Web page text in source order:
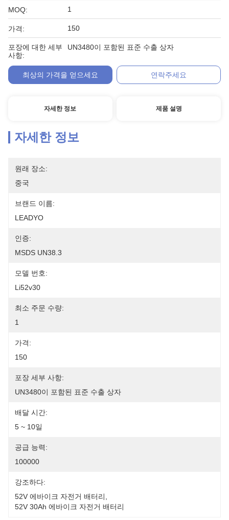
MOQ: 1
가격: 150
포장에 대한 세부
사항:
UN3480이 포함된 표준 수출 상자
최상의 가격을 얻으세요 연락주세요
자세한 정보 제품 설명
자세한 정보
원래 장소:
중국
브랜드 이름:
LEADYO
인증:
MSDS UN38.3
모델 번호:
Li52v30
최소 주문 수량:
1
가격:
150
포장 세부 사항:
UN3480이 포함된 표준 수출 상자
배달 시간:
5 ~ 10일
공급 능력:
100000
강조하다:
52V 에바이크 자전거 배터리
52V 30Ah 에바이크 자전거 배터리